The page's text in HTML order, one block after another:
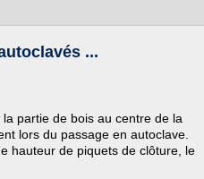
...
partie de bois au centre de la
lors du passage en autoclave.
hauteur de piquets de clôture, le